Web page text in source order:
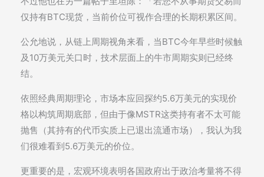
仅持有BTC现货，当前价位可视作合理的长期积累区间。
公允地说，从链上周期视角来看，当BTC今年早些时候触
及10万美元关口时，技术层面上的牛市周期实则已经终
结。
依照经典周期理论，市场本应回探约5.6万美元的实现价
格以构筑周期底部，但由于像MSTR这类持有者不太可能
抛售（其持有的代币实质上已退出流通市场），我认为我
们很难看到5.6万美元的价位。
更重要的是，宏观环境表明各国政府出于政治考量将不得